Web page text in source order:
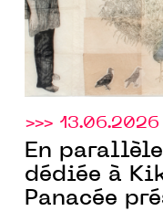
>>>
En
dédiée à
Panacée